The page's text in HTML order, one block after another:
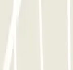
se garer